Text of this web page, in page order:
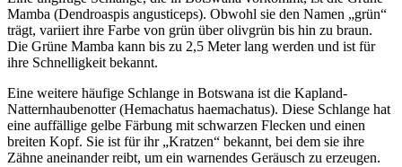
Mamba (Dendroaspis angusticeps). Obwohl sie den Namen „grün“
trägt, variiert ihre Farbe von grün über olivgrün bis hin zu braun.
Die Grüne Mamba kann bis zu 2,5 Meter lang werden und ist für
ihre Schnelligkeit bekannt.
Eine weitere häufige Schlange in Botswana ist die Kapland-
Natternhaubenotter (Hemachatus haemachatus). Diese Schlange hat
eine auffällige gelbe Färbung mit schwarzen Flecken und einen
breiten Kopf. Sie ist für ihr „Kratzen“ bekannt, bei dem sie ihre
Zähne aneinander reibt, um ein warnendes Geräusch zu erzeugen.